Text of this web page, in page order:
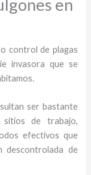
en
control de plagas
invasora que se
ser bastante
sitios de trabajo,
efectivos que
descontrolada de